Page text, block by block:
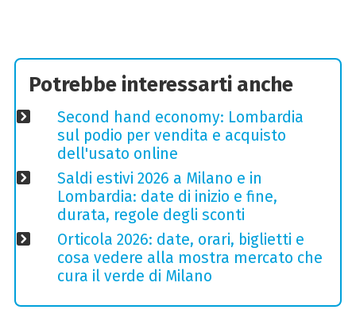
Potrebbe interessarti anche
Second hand economy: Lombardia
sul podio per vendita e acquisto
dell'usato online
Saldi estivi 2026 a Milano e in
Lombardia: date di inizio e fine,
durata, regole degli sconti
Orticola 2026: date, orari, biglietti e
cosa vedere alla mostra mercato che
cura il verde di Milano